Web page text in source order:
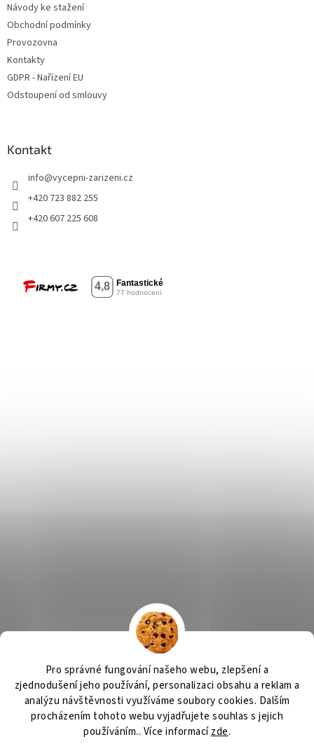
Pro správné fungování našeho webu, zlepšení a
zjednodušení jeho používání, personalizaci obsahu a reklam a
analýzu návštěvnosti využíváme soubory cookies. Dalším
procházením tohoto webu vyjadřujete souhlas s jejich
používáním.. Více informacízde.
Návody ke stažení
Obchodní podmínky
Provozovna
Kontakty
GDPR - Nařízení EU
Odstoupení od smlouvy
Kontakt
info@vycepni-zarizeni.cz
+420 723 882 255
+420 607 225 608
Výčepní zařízení, chlazení na pivo, chlazení piva OSMO CZ
Barvy Příbram Obchodní podmínky GDPR